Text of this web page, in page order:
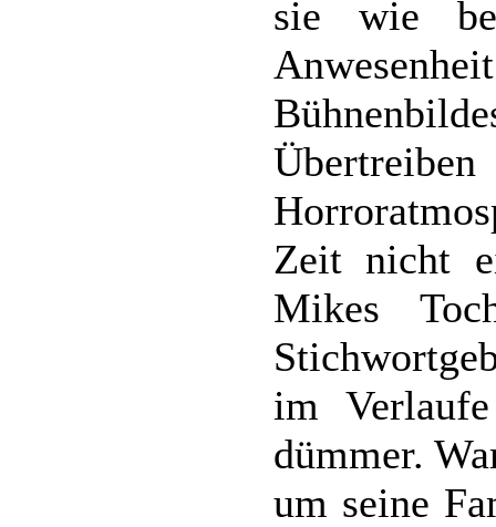
sie wie
Zeit nicht
Mikes
im
dümmer.
um seine